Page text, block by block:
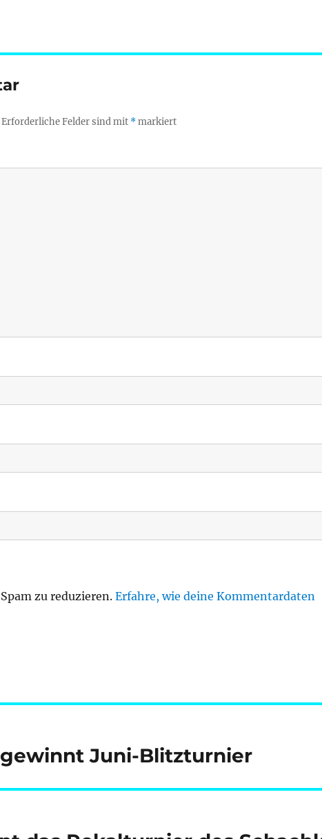
Erforderliche Felder sind mit *markiert
zu reduzieren. Erfahre, wie deine Kommentardaten
Juni-Blitzturnier